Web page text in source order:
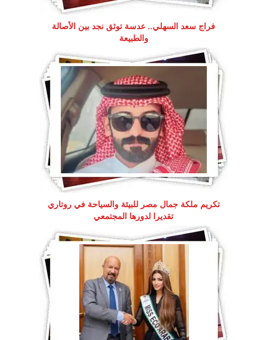
فراج سعد السهلي.. عدسة توثق نجد بين الأصالة
والطبيعة
تكريم ملكة جمال مصر للبيئة والسياحة في روتاري
تقديرا لدورها المجتمعي